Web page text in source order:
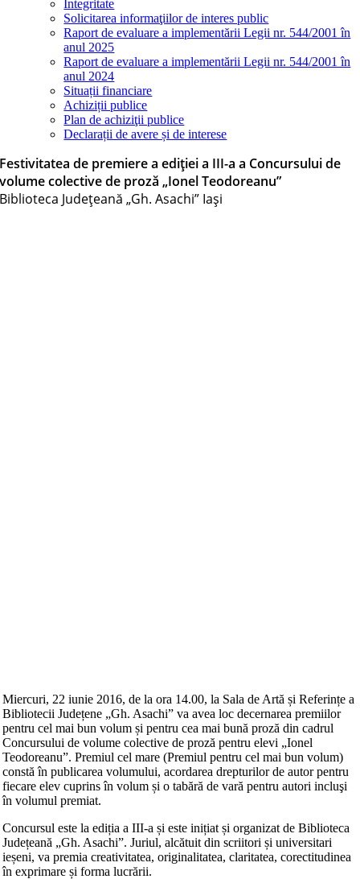
Integritate
Solicitarea informaţiilor de interes public
Raport de evaluare a implementării Legii nr. 544/2001 în
anul 2025
Raport de evaluare a implementării Legii nr. 544/2001 în
anul 2024
Situații financiare
Achiziții publice
Plan de achiziţii publice
Declarații de avere și de interese
Festivitatea de premiere a ediției a III-a a Concursului de
volume colective de proză „Ionel Teodoreanu”
Biblioteca Judeţeană „Gh. Asachi” Iaşi
Miercuri, 22 iunie 2016, de la ora 14.00, la Sala de Artă și Referințe a
Bibliotecii Județene „Gh. Asachi” va avea loc decernarea premiilor
pentru cel mai bun volum și pentru cea mai bună proză din cadrul
Concursului de volume colective de proză pentru elevi „Ionel
Teodoreanu”. Premiul cel mare (Premiul pentru cel mai bun volum)
constă în publicarea volumului, acordarea drepturilor de autor pentru
fiecare elev cuprins în volum și o tabără de vară pentru autori incluşi
în volumul premiat.
Concursul este la ediția a III-a și este inițiat și organizat de Biblioteca
Județeană „Gh. Asachi”. Juriul, alcătuit din scriitori și universitari
ieșeni, va premia creativitatea, originalitatea, claritatea, corectitudinea
în exprimare și forma lucrării.